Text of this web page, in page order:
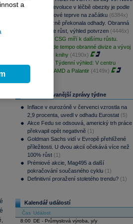
Nordisk. Revoluce v léčbě obezity je podle
MUDr. Kunové teprve na začátku (6384x)
CSG výrazně překonala odhady. Obranná
divize táhne růst, výhled potvrzen (4446x)
PREVIEW: CSG míří k dalšímu růstu.
Klíčové bude tempo obranné divize a vývoj
zakázkové knihy (4190x)
PODCAST Týdenní výhled: V centru
pozornosti AMD a Palantir (4149x)
Nejdiskutovanější zprávy týdne
Inflace v eurozóně v červenci vzrostla na
2,9 procenta, uvedl v odhadu Eurostat (5)
Akce Fedu se odsouvá, americký trh práce
překvapil opět negativně (1)
Goldman Sachs vidí v Evropě přehlížené
příležitosti. U dvou akcií očekává více než
100% růst (1)
Prémiové akcie, Mag495 a další
pokračování současného cyklu (1)
Definitivní proražení stoletého trendu? (1)
Kalendář událostí
Čas Událost
8:00
DE - Průmyslová výroba, y/y
a